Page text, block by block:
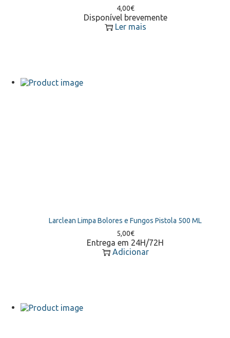
4,00€
Disponível brevemente
Ler mais
Larclean Limpa Bolores e Fungos Pistola 500 ML
5,00€
Entrega em 24H/72H
Adicionar